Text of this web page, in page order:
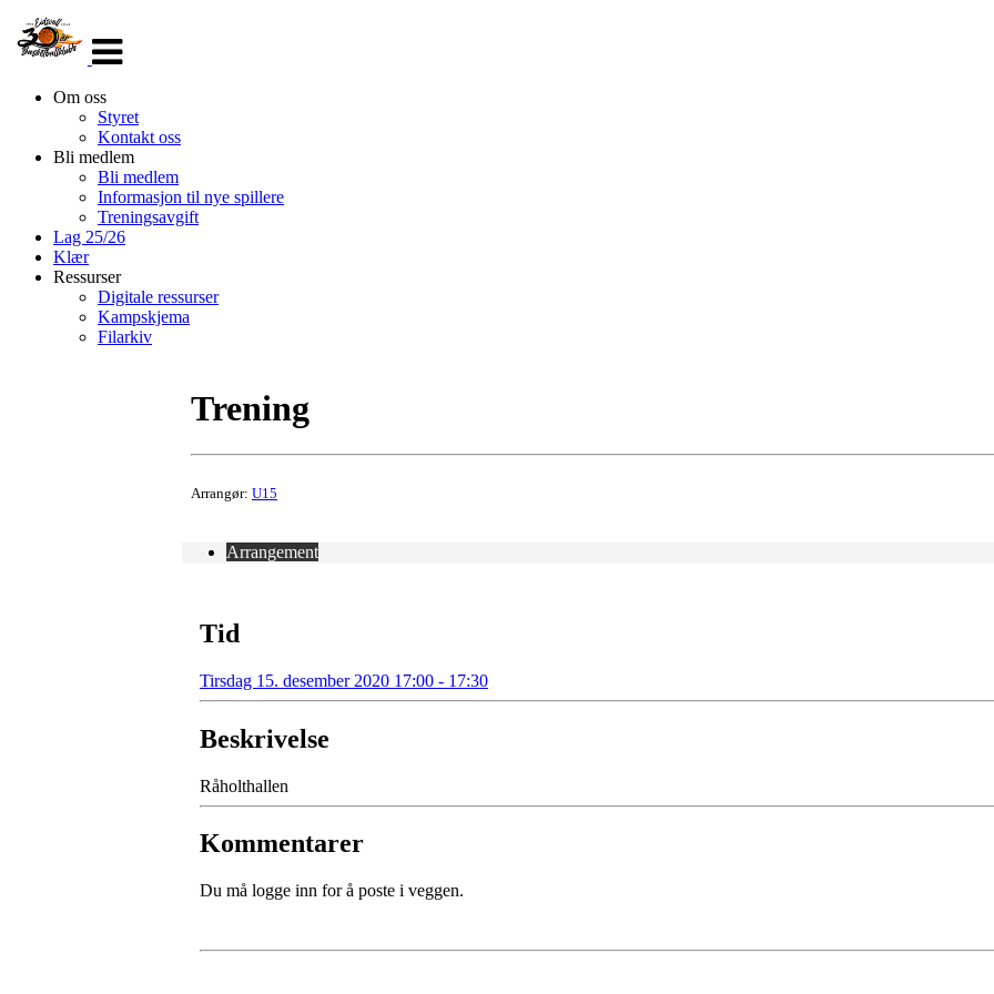
navigasjon
Om oss
Styret
Kontakt oss
Bli medlem
Bli medlem
Informasjon til nye spillere
Treningsavgift
Lag 25/26
Klær
Ressurser
Digitale ressurser
Kampskjema
Filarkiv
Trening
Arrangør: U15
Arrangement
Tid
Tirsdag 15. desember 2020 17:00 - 17:30
Beskrivelse
Råholthallen
Kommentarer
Du må logge inn for å poste i veggen.